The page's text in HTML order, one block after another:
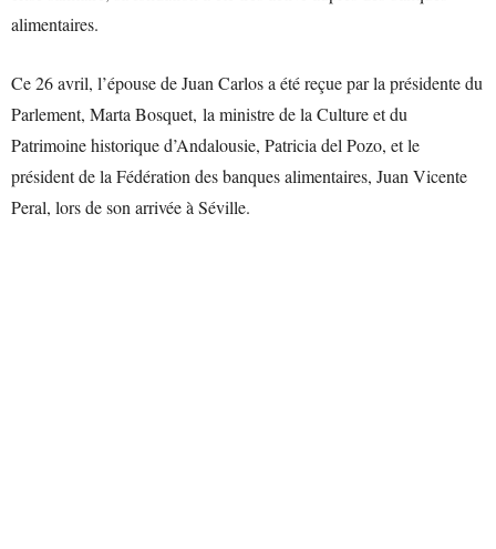
alimentaires.
Ce 26 avril, l’épouse de Juan Carlos a été reçue par la présidente du
Parlement, Marta Bosquet, la ministre de la Culture et du
Patrimoine historique d’Andalousie, Patricia del Pozo, et le
président de la Fédération des banques alimentaires, Juan Vicente
Peral, lors de son arrivée à Séville.